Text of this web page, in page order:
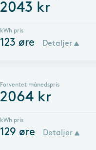
2043 kr
kWh pris
123 øre Detaljer
Forventet månedspris
2064 kr
kWh pris
129 øre Detaljer